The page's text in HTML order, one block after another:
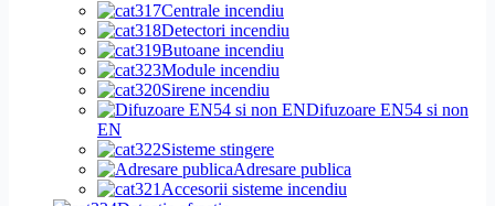
Centrale incendiu
Detectori incendiu
Butoane incendiu
Module incendiu
Sirene incendiu
Difuzoare EN54 si non
EN
Sisteme stingere
Adresare publica
Accesorii sisteme incendiu